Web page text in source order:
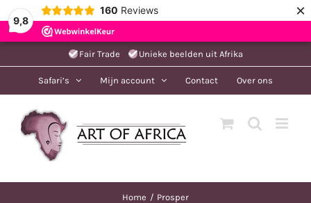
9,8
160 Reviews ×
naar
Fair Trade Unieke beelden uit Afrika
Safari’s Mijn account Contact Over ons
Home Prosper